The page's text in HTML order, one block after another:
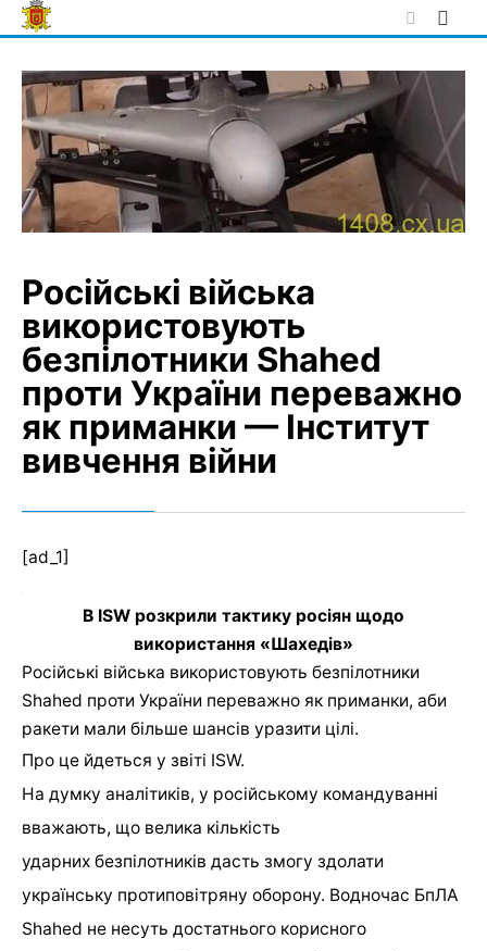
Skip
to
Російські війська
використовують
безпілотники Shahed
проти України переважно
як приманки — Інститут
вивчення війни
[ad_1]
В ISW розкрили тактику росіян щодо
використання «Шахедів»
Російські війська використовують безпілотники
Shahed проти України переважно як приманки, аби
ракети мали більше шансів уразити цілі.
Про це йдеться у звіті ISW.
На думку аналітиків, у російському командуванні
вважають, що велика кількість
ударних безпілотників дасть змогу здолати
українську протиповітряну оборону. Водночас БпЛА
Shahed не несуть достатнього корисного